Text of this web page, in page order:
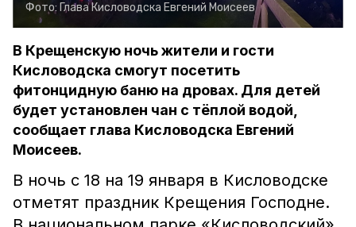
Фото: Глава Кисловодска Евгений Моисеев
В Крещенскую ночь жители и гости
Кисловодска смогут посетить
фитонцидную баню на дровах. Для детей
будет установлен чан с тёплой водой,
сообщает глава Кисловодска Евгений
Моисеев.
В ночь с 18 на 19 января в Кисловодске
отметят праздник Крещения Господне.